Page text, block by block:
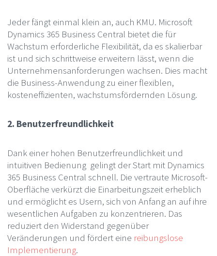
Jeder fängt einmal klein an, auch KMU. Microsoft
Dynamics 365 Business Central bietet die für
Wachstum erforderliche Flexibilität, da es skalierbar
ist und sich schrittweise erweitern lässt, wenn die
Unternehmensanforderungen wachsen. Dies macht
die Business-Anwendung zu einer flexiblen,
kosteneffizienten, wachstumsfördernden Lösung.
2. Benutzerfreundlichkeit
Dank einer hohen Benutzerfreundlichkeit und
intuitiven Bedienung gelingt der Start mit Dynamics
365 Business Central schnell. Die vertraute Microsoft-
Oberfläche verkürzt die Einarbeitungszeit erheblich
und ermöglicht es Usern, sich von Anfang an auf ihre
wesentlichen Aufgaben zu konzentrieren. Das
reduziert den Widerstand gegenüber
Veränderungen und fördert eine reibungslose
Implementierung.